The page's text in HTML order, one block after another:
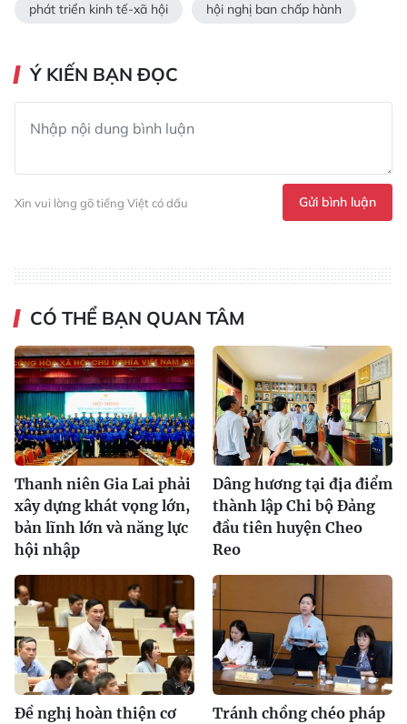
phát triển kinh tế-xã hội hội nghị ban chấp hành
Ý KIẾN BẠN ĐỌC
Xin vui lòng gõ tiếng Việt có dấu Gửi bình luận
CÓ THỂ BẠN QUAN TÂM
Thanh niên Gia Lai phải
xây dựng khát vọng lớn,
bản lĩnh lớn và năng lực
hội nhập
Dâng hương tại địa điểm
thành lập Chi bộ Đảng
đầu tiên huyện Cheo
Reo
Đề nghị hoàn thiện cơ
Tránh chồng chéo pháp